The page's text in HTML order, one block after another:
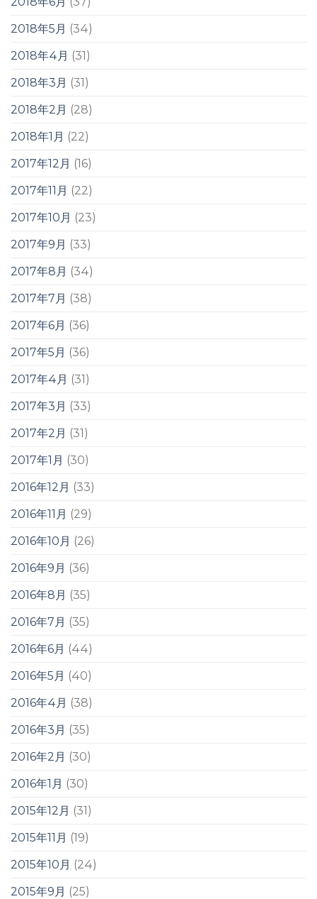
2018年5月 (34)
2018年4月 (31)
2018年3月 (31)
2018年2月 (28)
2018年1月 (22)
2017年12月 (16)
2017年11月 (22)
2017年10月 (23)
2017年9月 (33)
2017年8月 (34)
2017年7月 (38)
2017年6月 (36)
2017年5月 (36)
2017年4月 (31)
2017年3月 (33)
2017年2月 (31)
2017年1月 (30)
2016年12月 (33)
2016年11月 (29)
2016年10月 (26)
2016年9月 (36)
2016年8月 (35)
2016年7月 (35)
2016年6月 (44)
2016年5月 (40)
2016年4月 (38)
2016年3月 (35)
2016年2月 (30)
2016年1月 (30)
2015年12月 (31)
2015年11月 (19)
2015年10月 (24)
2015年9月 (25)